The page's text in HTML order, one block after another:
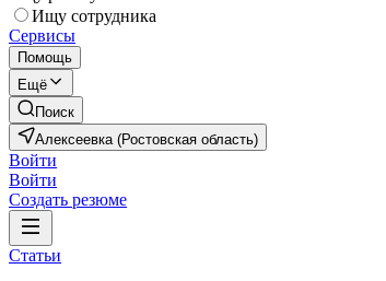
Ищу сотрудника
Сервисы
Помощь
Ещё
Поиск
Алексеевка (Ростовская область)
Войти
Войти
Создать резюме
Статьи